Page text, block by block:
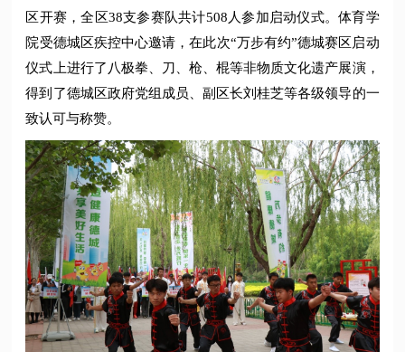
区开赛，全区38支参赛队共计508人参加启动仪式。体育学
院受德城区疾控中心邀请，在此次“万步有约”德城赛区启动
仪式上进行了八极拳、刀、枪、棍等非物质文化遗产展演，
得到了德城区政府党组成员、副区长刘桂芝等各级领导的一
致认可与称赞。